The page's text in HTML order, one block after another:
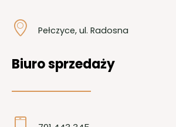
Pełczyce, ul. Radosna
Biuro sprzedaży